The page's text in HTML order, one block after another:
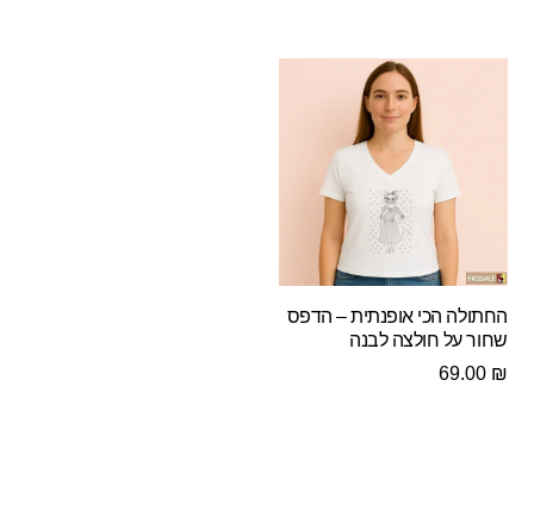
החתולה הכי אופנתית – הדפס
שחור על חולצה לבנה
69.00 ₪